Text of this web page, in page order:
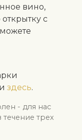
вино,
с
здесь.
- для нас
трех